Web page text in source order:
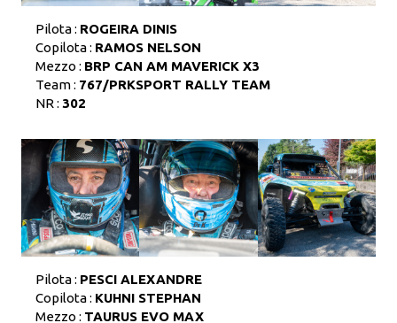
Pilota : ROGEIRA DINIS
Copilota : RAMOS NELSON
Mezzo : BRP CAN AM MAVERICK X3
Team : 767/PRKSPORT RALLY TEAM
NR : 302
Pilota : PESCI ALEXANDRE
Copilota : KUHNI STEPHAN
Mezzo : TAURUS EVO MAX